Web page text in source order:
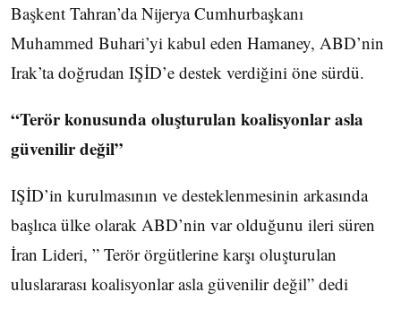
Başkent Tahran’da Nijerya Cumhurbaşkanı
Muhammed Buhari’yi kabul eden Hamaney, ABD’nin
Irak’ta doğrudan IŞİD’e destek verdiğini öne sürdü.
“Terör konusunda oluşturulan koalisyonlar asla
güvenilir değil”
IŞİD’in kurulmasının ve desteklenmesinin arkasında
başlıca ülke olarak ABD’nin var olduğunu ileri süren
İran Lideri, ” Terör örgütlerine karşı oluşturulan
uluslararası koalisyonlar asla güvenilir değil” dedi